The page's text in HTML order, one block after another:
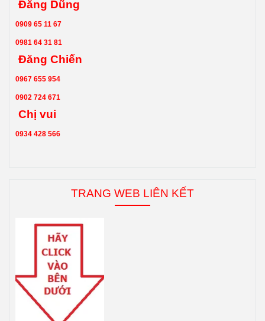
Đăng Chiến
0967 655 954
0902 724 671
Chị vui
0934 428 566
1.Thép ống Hòa Phát
Thép ống SeAH